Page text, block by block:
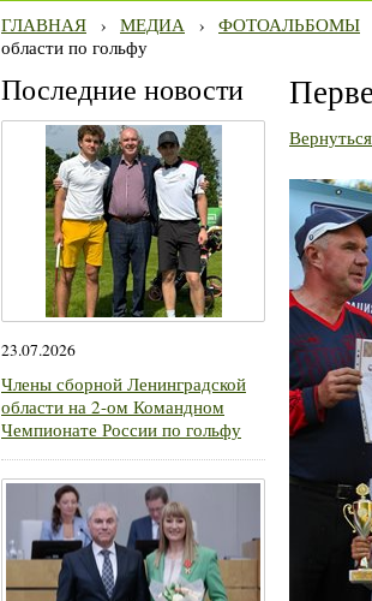
ГЛАВНАЯ › МЕДИА › ФОТОАЛЬБОМЫ
области по гольфу
Последние новости
23.07.2026
Члены сборной Ленинградской
области на 2-ом Командном
Чемпионате России по гольфу